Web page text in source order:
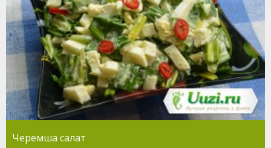
Черемша салат